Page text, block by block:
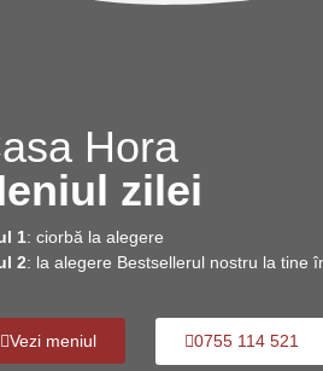
Hora
zilei
1: ciorbă la alegere
2: la alegere Bestsellerul nostru la tine
Vezi meniul 0755 114 521